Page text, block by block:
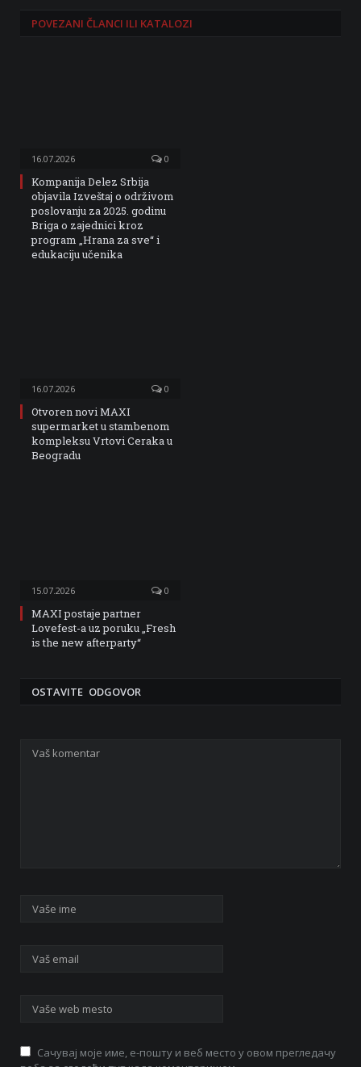
POVEZANI ČLANCI ILI KATALOZI
16.07.2026 0
Kompanija Delez Srbija
objavila Izveštaj o održivom
poslovanju za 2025. godinu
Briga o zajednici kroz
program „Hrana za sve“ i
edukaciju učenika
16.07.2026 0
Otvoren novi MAXI
supermarket u stambenom
kompleksu Vrtovi Ceraka u
Beogradu
15.07.2026 0
MAXI postaje partner
Lovefest-a uz poruku „Fresh
is the new afterparty“
OSTAVITE ODGOVOR
Сачувај моје име, е-пошту и веб место у овом прегледачу